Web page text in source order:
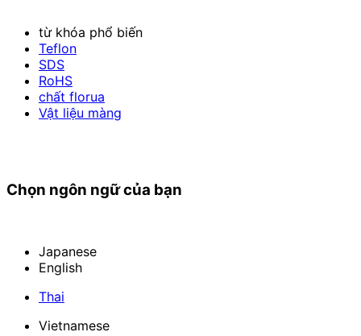
từ khóa phổ biến
Teflon
SDS
RoHS
chất florua
Vật liệu màng
Chọn ngôn ngữ của bạn
Japanese
English
Thai
Vietnamese